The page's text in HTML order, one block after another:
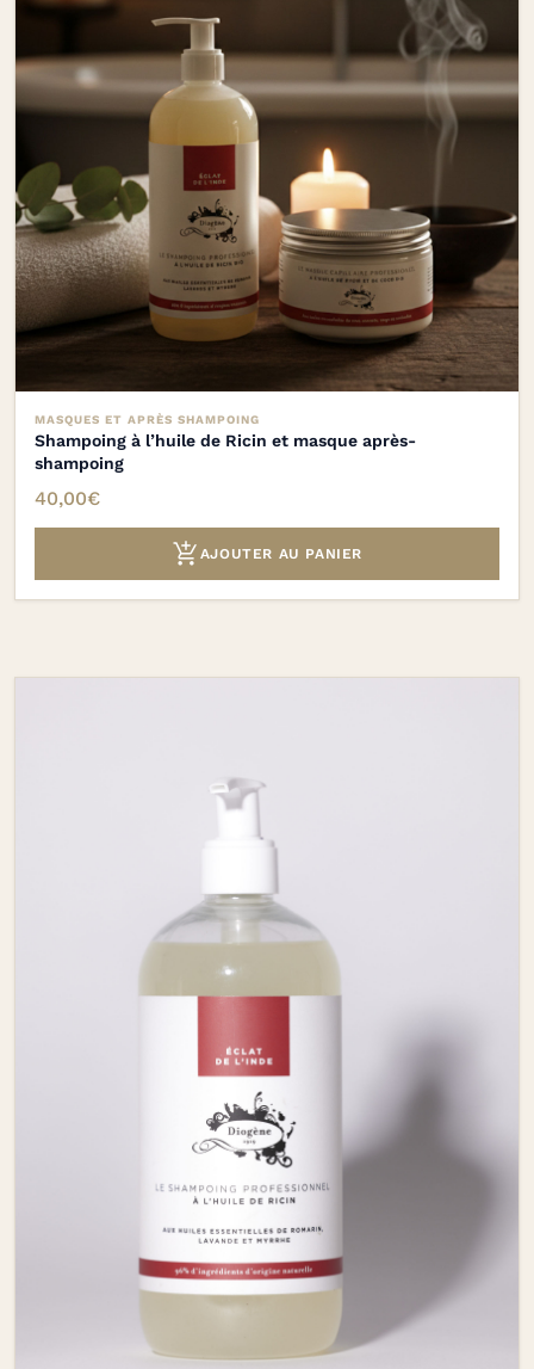
MASQUES ET APRÈS SHAMPOING
Shampoing à l’huile de Ricin et masque après-
shampoing
40,00€
 AJOUTER AU PANIER